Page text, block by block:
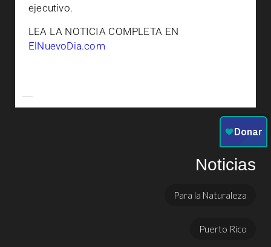
ejecutivo.
LEA LA NOTICIA COMPLETA EN
ElNuevoDia.com
Noticias
Para la Naturaleza
Puerto Rico